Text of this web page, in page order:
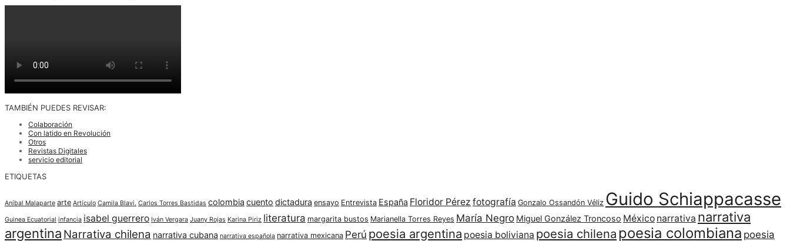
TAMBIÉN PUEDES REVISAR:
Colaboración
Con latido en Revolución
Otros
Revistas Digitales
servicio editorial
ETIQUETAS
Aníbal Malaparte arte Artículo Camila Blavi. Carlos Torres Bastidas colombia cuento dictadura ensayo Entrevista España Floridor Pérez fotografía Gonzalo Ossandón Véliz Guido Schiappacasse
Guinea Ecuatorial infancia isabel guerrero Iván Vergara Juany Rojas Karina Piriz literatura margarita bustos Marianella Torres Reyes María Negro Miguel González Troncoso México narrativa narrativa
argentina Narrativa chilena narrativa cubana narrativa española narrativa mexicana Perú poesia argentina poesia boliviana poesia chilena poesia colombiana poesia